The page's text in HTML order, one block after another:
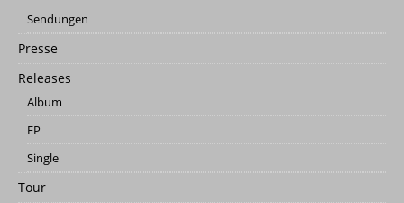
Sendungen
Presse
Releases
Album
EP
Single
Tour